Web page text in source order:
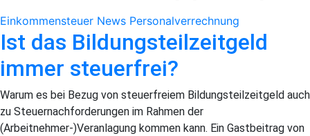
Einkommensteuer News Personalverrechnung
Ist das Bildungsteilzeitgeld
immer steuerfrei?
Warum es bei Bezug von steuerfreiem Bildungsteilzeitgeld auch
zu Steuernachforderungen im Rahmen der
(Arbeitnehmer-)Veranlagung kommen kann. Ein Gastbeitrag von